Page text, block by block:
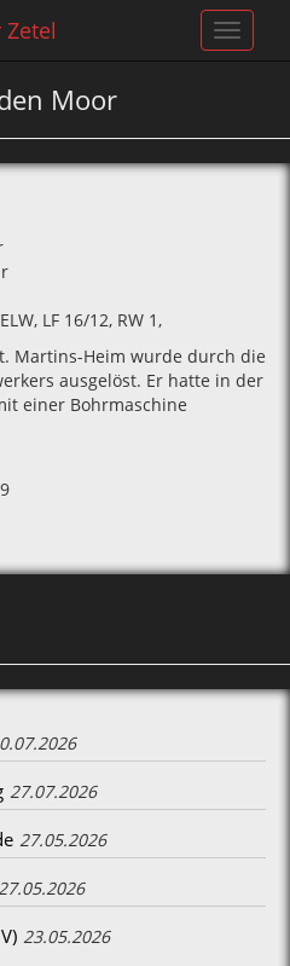
Toggle
Moor
LF 16/12‚ RW 1‚
Martins-Heim wurde durch die
ausgelöst. Er hatte in der
einer Bohrmaschine
27.07.2026
27.05.2026
23.05.2026